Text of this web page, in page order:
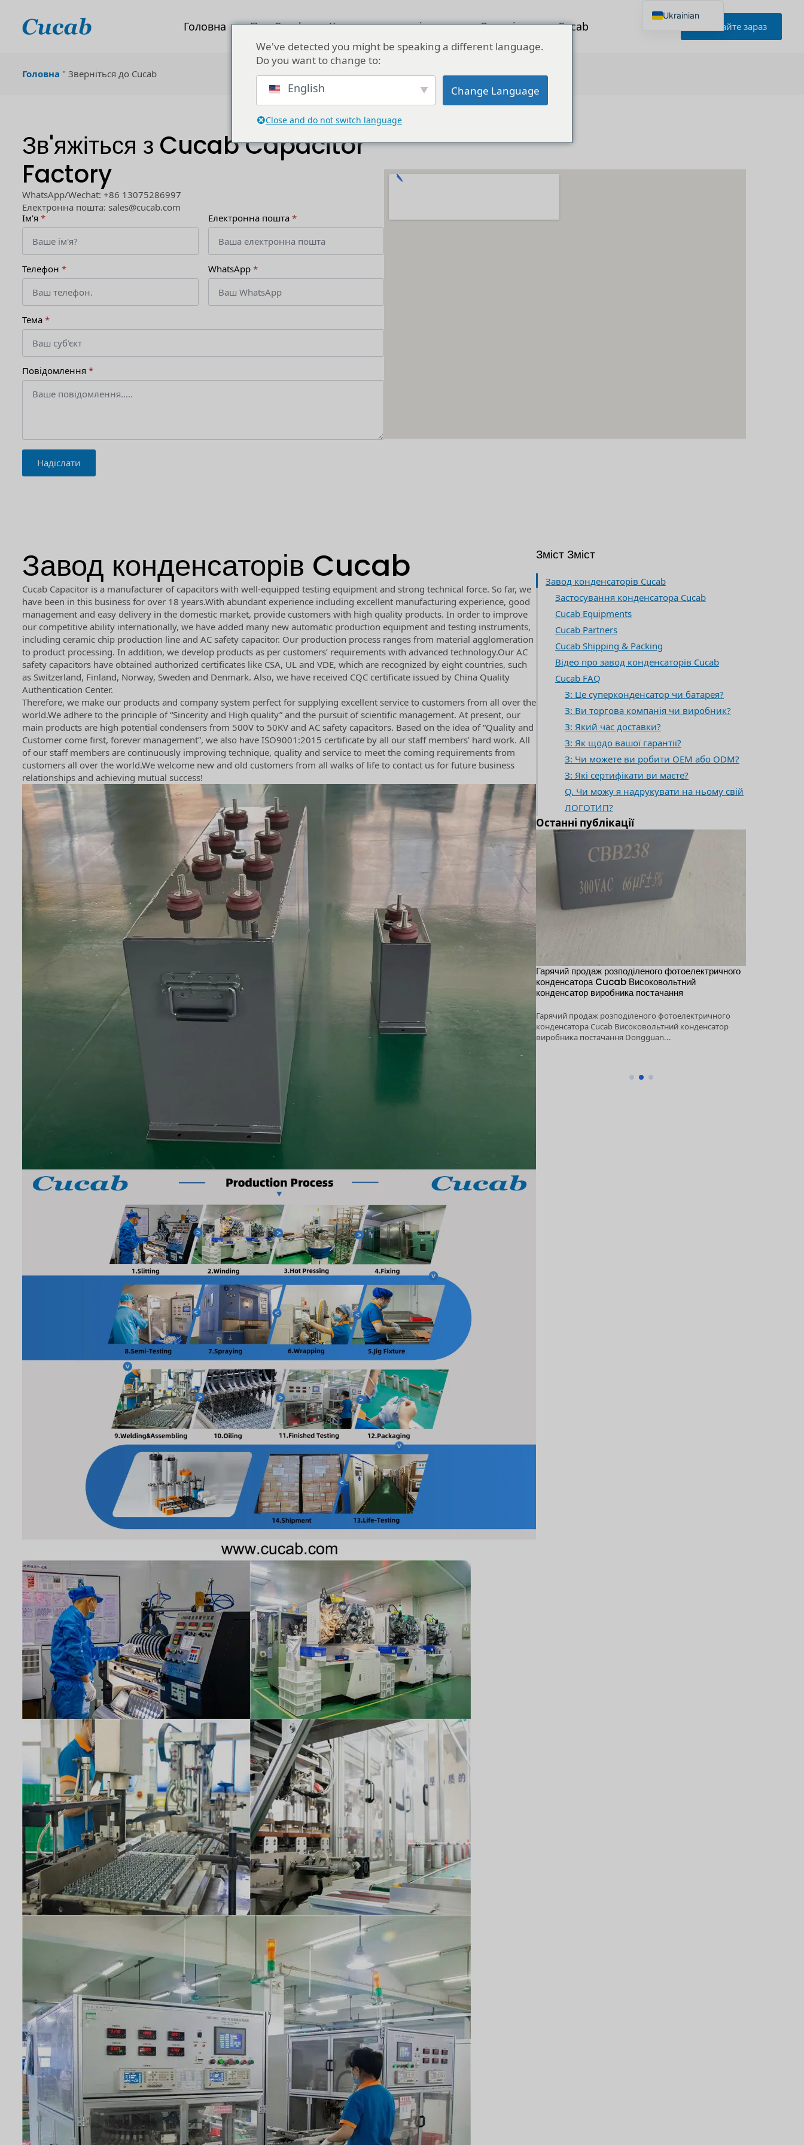
Головна Про Cucab Конденсаторне рішення Зверніться до Cucab Запитайте зараз
Головна " Зверніться до Cucab
Зв'яжіться з Cucab Capacitor
Factory
WhatsApp/Wechat: +86 13075286997
Електронна пошта: sales@cucab.com
Ім'я * Електронна пошта *
Телефон * WhatsApp *
Тема *
Повідомлення *
Надіслати
Завод конденсаторів Cucab
Cucab Capacitor is a manufacturer of capacitors with well-equipped testing equipment and strong technical force. So far, we
have been in this business for over 18 years.With abundant experience including excellent manufacturing experience, good
management and easy delivery in the domestic market, provide customers with high quality products. In order to improve
our competitive ability internationally, we have added many new automatic production equipment and testing instruments,
including ceramic chip production line and AC safety capacitor. Our production process ranges from material agglomeration
to product processing. In addition, we develop products as per customers’ requirements with advanced technology.Our AC
safety capacitors have obtained authorized certificates like CSA, UL and VDE, which are recognized by eight countries, such
as Switzerland, Finland, Norway, Sweden and Denmark. Also, we have received CQC certificate issued by China Quality
Authentication Center.
Therefore, we make our products and company system perfect for supplying excellent service to customers from all over the
world.We adhere to the principle of “Sincerity and High quality” and the pursuit of scientific management. At present, our
main products are high potential condensers from 500V to 50KV and AC safety capacitors. Based on the idea of “Quality and
Customer come first, forever management”, we also have ISO9001:2015 certificate by all our staff members’ hard work. All
of our staff members are continuously improving technique, quality and service to meet the coming requirements from
customers all over the world.We welcome new and old customers from all walks of life to contact us for future business
relationships and achieving mutual success!
Зміст Зміст
Завод конденсаторів Cucab
Застосування конденсатора Cucab
Cucab Equipments
Cucab Partners
Cucab Shipping & Packing
Відео про завод конденсаторів Cucab
Cucab FAQ
З: Це суперконденсатор чи батарея?
З: Ви торгова компанія чи виробник?
З: Який час доставки?
З: Як щодо вашої гарантії?
З: Чи можете ви робити OEM або ODM?
З: Які сертифікати ви маєте?
Q. Чи можу я надрукувати на ньому свій
ЛОГОТИП?
Останні публікації
Професійний індивідуальний високовольтний
імпульсний конденсатор, мала самоіндукція,
великий струм, тривалий термін служби,
нестандартна довільна напруга, ємність
Професійний індивідуальний високовольтний
імпульсний конденсатор, мала самоіндукція, великий
Гарячий продаж розподіленого фотоелектричного
конденсатора Cucab Високовольтний
конденсатор виробника постачання
Гарячий продаж розподіленого фотоелектричного
конденсатора Cucab Високовольтний конденсатор
виробника постачання Dongguan...
1KV～5KV
We've detected you might be speaking a different language.
Do you want to change to:
English Change Language
Close and do not switch language
Ukrainian
English
Japanese